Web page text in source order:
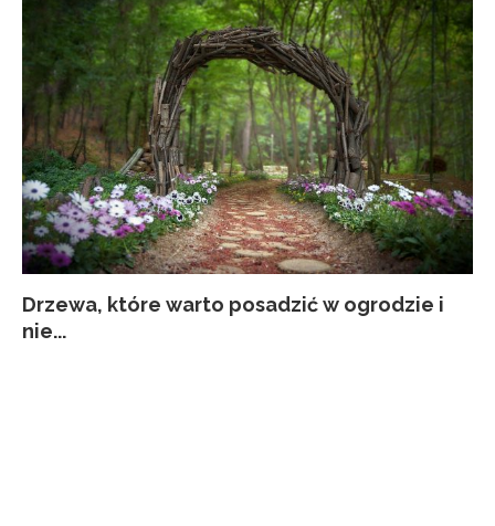
Drzewa, które warto posadzić w ogrodzie i
nie...